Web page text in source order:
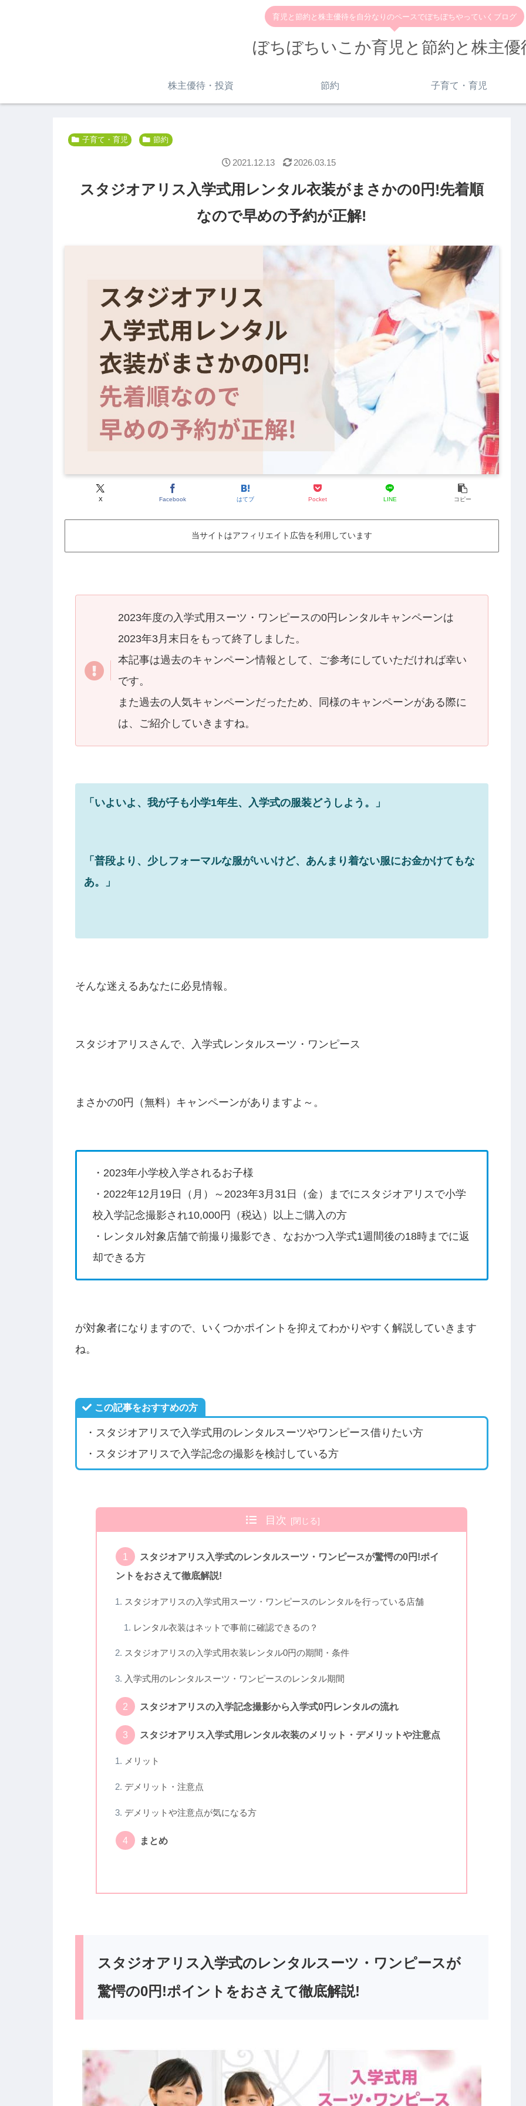
育児と節約と株主優待を自分なりのペースでぼちぼちやっていくブログ
ぼちぼちいこか育児と節約と株主優
株主優待・投資 節約 子育て・育児
子育て・育児 節約
スタジオアリス入学式用レンタル衣装がまさかの0円!先着順
なので早めの予約が正解!
X Facebook はてブ Pocket LINE コピー
2021.12.13 2026.03.15
当サイトはアフィリエイト広告を利用しています
2023年度の入学式用スーツ・ワンピースの0円レンタルキャンペーンは
2023年3月末日をもって終了しました。
本記事は過去のキャンペーン情報として、ご参考にしていただければ幸い
です。
また過去の人気キャンペーンだったため、同様のキャンペーンがある際に
は、ご紹介していきますね。
「いよいよ、我が子も小学1年生、入学式の服装どうしよう。」
「普段より、少しフォーマルな服がいいけど、あんまり着ない服にお金かけてもな
あ。」
そんな迷えるあなたに必見情報。
スタジオアリスさんで、入学式レンタルスーツ・ワンピース
まさかの0円（無料）キャンペーンがありますよ～。
・2023年小学校入学されるお子様
・2022年12月19日（月）～2023年3月31日（金）までにスタジオアリスで小学
校入学記念撮影され10,000円（税込）以上ご購入の方
・レンタル対象店舗で前撮り撮影でき、なおかつ入学式1週間後の18時までに返
却できる方
が対象者になりますので、いくつかポイントを抑えてわかりやすく解説していきます
ね。
この記事をおすすめの方
・スタジオアリスで入学式用のレンタルスーツやワンピース借りたい方
・スタジオアリスで入学記念の撮影を検討している方
目次
スタジオアリス入学式のレンタルスーツ・ワンピースが驚愕の0円!ポイ
ントをおさえて徹底解説!
スタジオアリスの入学式用スーツ・ワンピースのレンタルを行っている店舗
レンタル衣装はネットで事前に確認できるの？
スタジオアリスの入学式用衣装レンタル0円の期間・条件
入学式用のレンタルスーツ・ワンピースのレンタル期間
スタジオアリスの入学記念撮影から入学式0円レンタルの流れ
スタジオアリス入学式用レンタル衣装のメリット・デメリットや注意点
メリット
デメリット・注意点
デメリットや注意点が気になる方
まとめ
スタジオアリス入学式のレンタルスーツ・ワンピースが
驚愕の0円!ポイントをおさえて徹底解説!